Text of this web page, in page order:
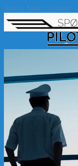
skip to Main Content